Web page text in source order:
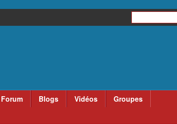
Forum Blogs Vidéos
Groupes